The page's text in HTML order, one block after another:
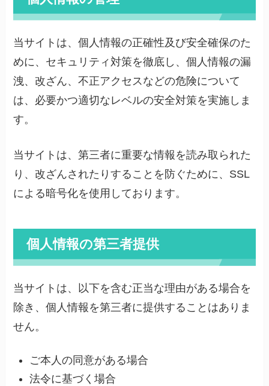
当サイトは、個人情報の正確性及び安全確保のた
めに、セキュリティ対策を徹底し、個人情報の漏
洩、改ざん、不正アクセスなどの危険について
は、必要かつ適切なレベルの安全対策を実施しま
す。
当サイトは、第三者に重要な情報を読み取られた
り、改ざんされたりすることを防ぐために、SSL
による暗号化を使用しております。
個人情報の第三者提供
当サイトは、以下を含む正当な理由がある場合を
除き、個人情報を第三者に提供することはありま
せん。
ご本人の同意がある場合
法令に基づく場合